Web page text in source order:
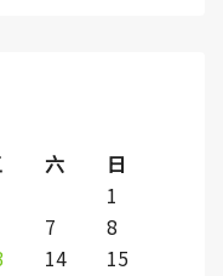
六
日
1
7
8
14
15